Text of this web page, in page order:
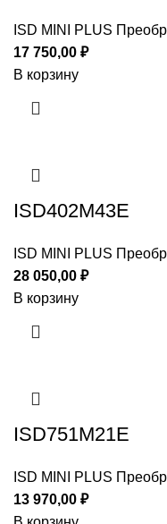
ISD MINI PLUS
17 750,00 ₽
В корзину
ISD402M43E
ISD MINI PLUS
28 050,00 ₽
В корзину
ISD751M21E
ISD MINI PLUS
13 970,00 ₽